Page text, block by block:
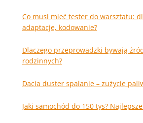
Co musi mieć tester do warsztatu:
adaptacje, kodowanie?
Dlaczego przeprowadzki bywają
rodzinnych?
Dacia duster spalanie – zużycie
Jaki samochód do 150 tys?